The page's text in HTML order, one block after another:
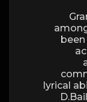
lyrical